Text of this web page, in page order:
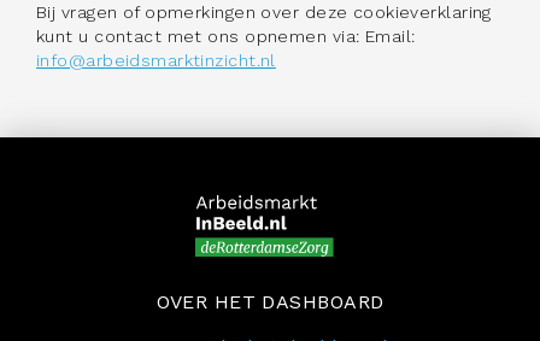
Bij vragen of opmerkingen over deze cookieverklaring
kunt u contact met ons opnemen via: Email:
info@arbeidsmarktinzicht.nl
OVER HET DASHBOARD